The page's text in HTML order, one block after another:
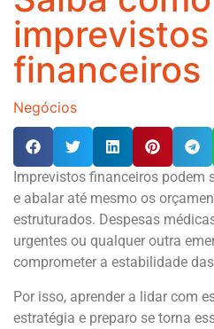
imprevistos
financeiros
Negócios
Imprevistos financeiros podem
e abalar até mesmo os
estruturados. Despesas
urgentes ou qualquer outra
comprometer a estabilidade
Por isso, aprender a lidar com
estratégia e preparo se torna